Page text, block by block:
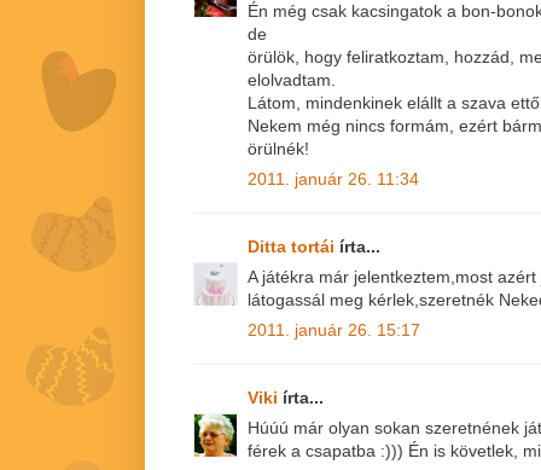
Én még csak kacsingatok a bon-
de
örülök, hogy feliratkoztam, hozzád,
elolvadtam.
Látom, mindenkinek elállt a szava
Nekem még nincs formám, ezért
örülnék!
2011. január 26. 11:34
Ditta tortái írta...
A játékra már jelentkeztem,most
látogassál meg kérlek,szeretnék
2011. január 26. 15:17
Viki írta...
Húúú már olyan sokan szeretnének
férek a csapatba :))) Én is követlek,